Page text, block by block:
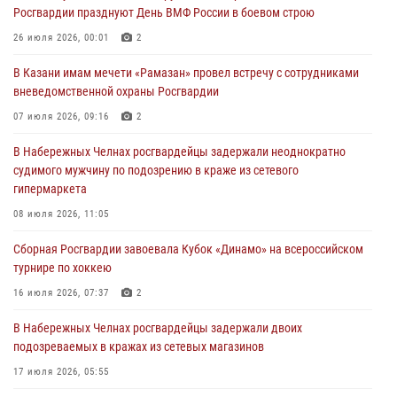
24 июля 2026, 15:05
В казанском полку Росгвардии состоялся концерт певицы Кристины
В Нижнекамске сотрудники Росгвардии задержали подозреваемого
23 июля 2026, 06:47
В Казани Росгвардия приняла участие в обеспечении безопасности
крестного хода и освящения храма
Росгвардии празднуют День ВМФ России в боевом строю
26 июля 2026, 00:01 2
В Казани имам мечети «Рамазан» провел встречу с сотрудниками
вневедомственной охраны Росгвардии
07 июля 2026, 09:16 2
В Набережных Челнах росгвардейцы задержали неоднократно
судимого мужчину по подозрению в краже из сетевого
гипермаркета
08 июля 2026, 11:05
Сборная Росгвардии завоевала Кубок «Динамо» на всероссийском
турнире по хоккею
16 июля 2026, 07:37 2
В Набережных Челнах росгвардейцы задержали двоих
подозреваемых в кражах из сетевых магазинов
17 июля 2026, 05:55